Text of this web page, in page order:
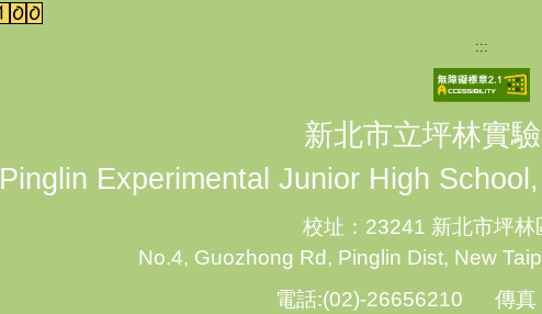
:::
新北市立坪林實
Pinglin Experimental Junior High
校址：23241 新北市坪林
No.4, Guozhong Rd, Pinglin Dist, New
電話:(02)-26656210 傳真